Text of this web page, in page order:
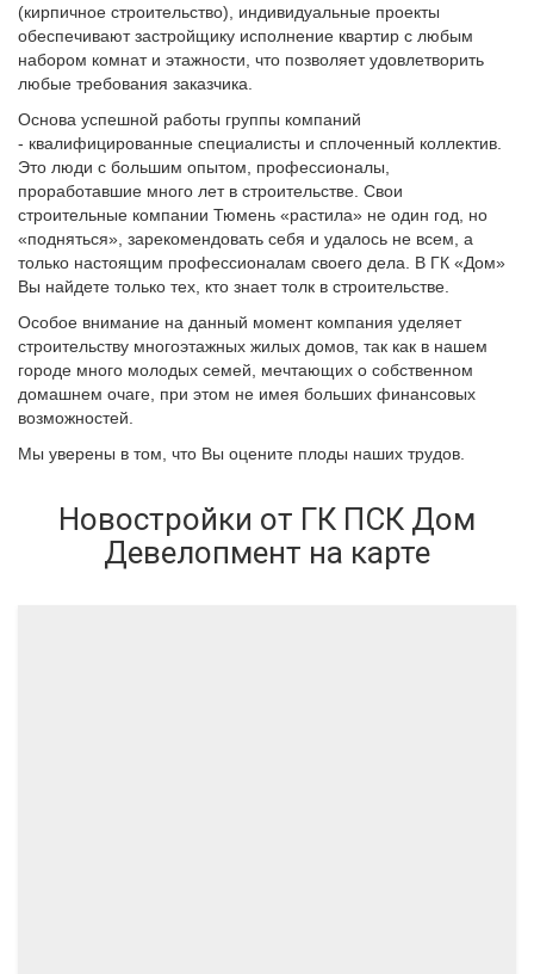
(кирпичное строительство), индивидуальные проекты
обеспечивают застройщику исполнение квартир с любым
набором комнат и этажности, что позволяет удовлетворить
любые требования заказчика.
Основа успешной работы группы компаний
- квалифицированные специалисты и сплоченный коллектив.
Это люди с большим опытом, профессионалы,
проработавшие много лет в строительстве. Свои
строительные компании Тюмень «растила» не один год, но
«подняться», зарекомендовать себя и удалось не всем, а
только настоящим профессионалам своего дела. В ГК «Дом»
Вы найдете только тех, кто знает толк в строительстве.
Особое внимание на данный момент компания уделяет
строительству многоэтажных жилых домов, так как в нашем
городе много молодых семей, мечтающих о собственном
домашнем очаге, при этом не имея больших финансовых
возможностей.
Мы уверены в том, что Вы оцените плоды наших трудов.
Новостройки от ГК ПСК Дом
Девелопмент на карте